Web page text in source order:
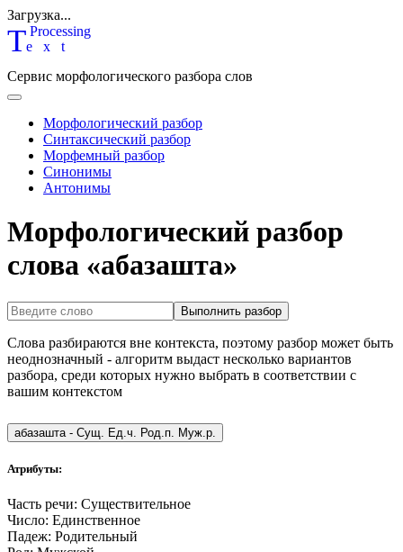
Загрузка...
Text
Processing
Сервис морфологического разбора слов
Морфологический разбор
Синтаксический разбор
Морфемный разбор
Синонимы
Антонимы
Морфологический разбор
слова «абазашта»
Выполнить разбор
Слова разбираются вне контекста, поэтому разбор может быть
неоднозначный - алгоритм выдаст несколько вариантов
разбора, среди которых нужно выбрать в соответствии с
вашим контекстом
абазашта - Сущ. Ед.ч. Род.п. Муж.р.
Атрибуты:
Часть речи: Существительное
Число: Единственное
Падеж: Родительный